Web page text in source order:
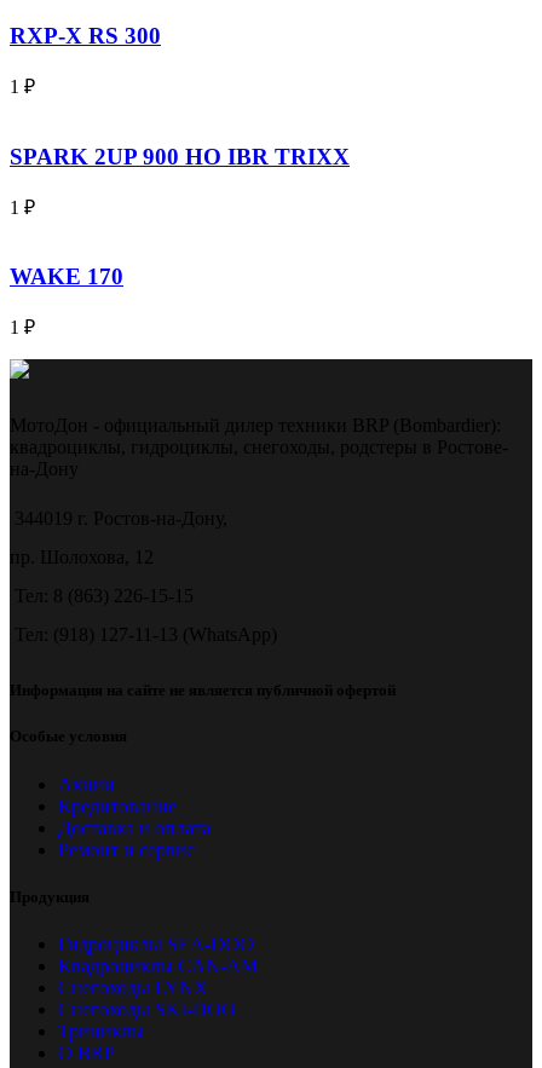
RXP-X RS 300
1 ₽
SPARK 2UP 900 HO IBR TRIXX
1 ₽
WAKE 170
1 ₽
МотоДон - официальный дилер техники BRP (Bombardier):
квадроциклы, гидроциклы, снегоходы, родстеры в Ростове-
на-Дону
344019 г. Ростов-на-Дону,
пр. Шолохова, 12
Тел: 8 (863) 226-15-15
Тел: (918) 127-11-13 (WhatsApp)
Информация на сайте не является публичной офертой
Особые условия
Акции
Кредитование
Доставка и оплата
Ремонт и сервис
Продукция
Гидроциклы SEA-DOO
Квадроциклы CAN-AM
Снегоходы LYNX
Снегоходы SKI-DOO
Трициклы
О BRP